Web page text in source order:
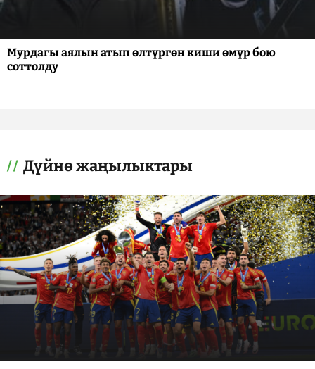
Мурдагы аялын атып өлтүргөн киши өмүр бою
соттолду
Дүйнө жаңылыктары